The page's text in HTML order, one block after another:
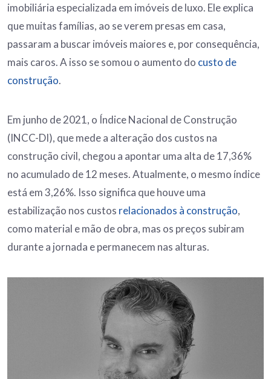
imobiliária especializada em imóveis de luxo. Ele explica
que muitas famílias, ao se verem presas em casa,
passaram a buscar imóveis maiores e, por consequência,
mais caros. A isso se somou o aumento do custo de
construção.
Em junho de 2021, o Índice Nacional de Construção
(INCC-DI), que mede a alteração dos custos na
construção civil, chegou a apontar uma alta de 17,36%
no acumulado de 12 meses. Atualmente, o mesmo índice
está em 3,26%. Isso significa que houve uma
estabilização nos custos relacionados à construção,
como material e mão de obra, mas os preços subiram
durante a jornada e permanecem nas alturas.